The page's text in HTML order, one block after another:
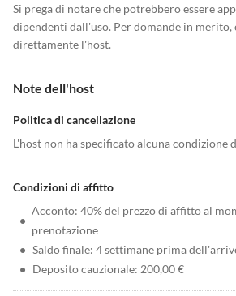
Si prega di notare che potrebbero essere
dipendenti dall'uso. Per domande in
direttamente l'host.
Note dell'host
Politica di cancellazione
L'host non ha specificato alcuna condizione
Condizioni di affitto
•
Acconto: 40% del prezzo di affitto al
prenotazione
• Saldo finale: 4 settimane prima
• Deposito cauzionale: 200,00 €